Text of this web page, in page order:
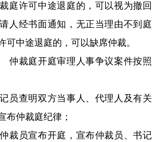
庭许可中途退庭的，可以视为撤回
人经书面通知，无正当理由不到庭
可中途退庭的，可以缺席仲裁。
裁庭开庭审理人事争议案件按照
查明双方当事人、代理人及有关
布仲裁庭纪律；
员宣布开庭，宣布仲裁员、书记